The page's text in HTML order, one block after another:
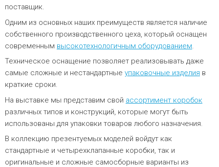
поставщик.
Одним из основных наших преимуществ является наличие
собственного производственного цеха, который оснащен
современным высокотехнологичным оборудованием
Техническое оснащение позволяет реализовывать даже
самые сложные и нестандартные упаковочные изделия в
краткие сроки.
На выставке мы представим свой ассортимент коробок
различных типов и конструкций, которые могут быть
использованы для упаковки товаров любого назначения.
В коллекцию презентуемых моделей войдут как
стандартные и четырехклапанные коробки, так и
оригинальные и сложные самосборные варианты из